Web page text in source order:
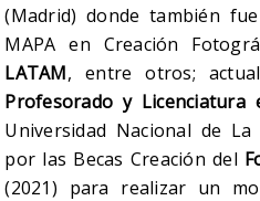
(Madrid) donde también
MAPA en Creación
LATAM, entre otros;
Profesorado y
Universidad Nacional de La
por las Becas Creación del
(2021) para realizar un